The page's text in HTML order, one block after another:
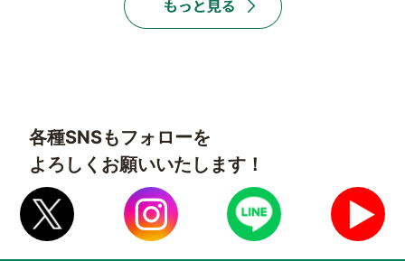
各種SNSもフォローを
よろしくお願いいたします！